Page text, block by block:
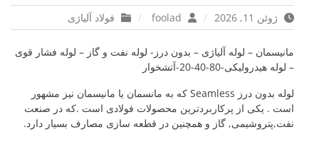
ژوئن 11, 2026 فولاد آلیاژی
مانیسمان – لوله آلیاژی – بدون درز- لوله نفت و گاز – لوله فشار قوی
– لوله هیدرولیکی-80-40-20-آتشخوار
لوله بدون درز Seamless که به مانسمان یا مانیسمان نیز مشهور
است . یکی از پرکاربردترین محصولات فولادی است .که در صنعت
نفت,پتروشیمی, گاز و همچنین در قطعه سازی مصارف بسیار دارد.